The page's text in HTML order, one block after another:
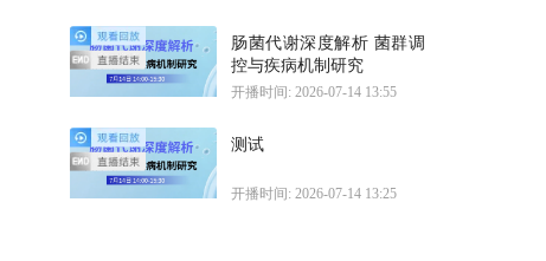
肠菌代谢深度解析 菌群调
控与疾病机制研究
开播时间: 2026-07-14 13:55
测试
开播时间: 2026-07-14 13:25